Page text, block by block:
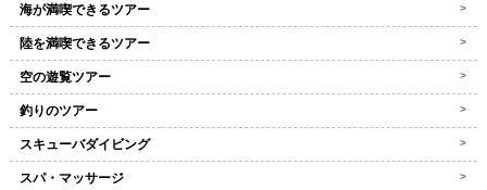
海が満喫できるツアー >
陸を満喫できるツアー >
空の遊覧ツアー >
釣りのツアー >
スキューバダイビング >
スパ・マッサージ >